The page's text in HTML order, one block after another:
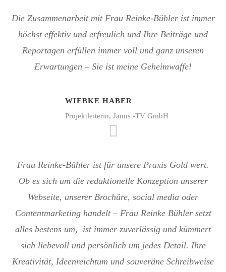
Die Zusammenarbeit mit Frau Reinke-Bühler ist immer
höchst effektiv und erfreulich und Ihre Beiträge und
Reportagen erfüllen immer voll und ganz unseren
Erwartungen – Sie ist meine Geheimwaffe!
WIEBKE HABER
Projektleiterin, Janus -TV GmbH
Frau Reinke-Bühler ist für unsere Praxis Gold wert.
Ob es sich um die redaktionelle Konzeption unserer
Webseite, unserer Brochüre, social media oder
Contentmarketing handelt – Frau Reinke Bühler setzt
alles bestens um, ist immer zuverlässig und kümmert
sich liebevoll und persönlich um jedes Detail. Ihre
Kreativität, Ideenreichtum und souveräne Schreibweise